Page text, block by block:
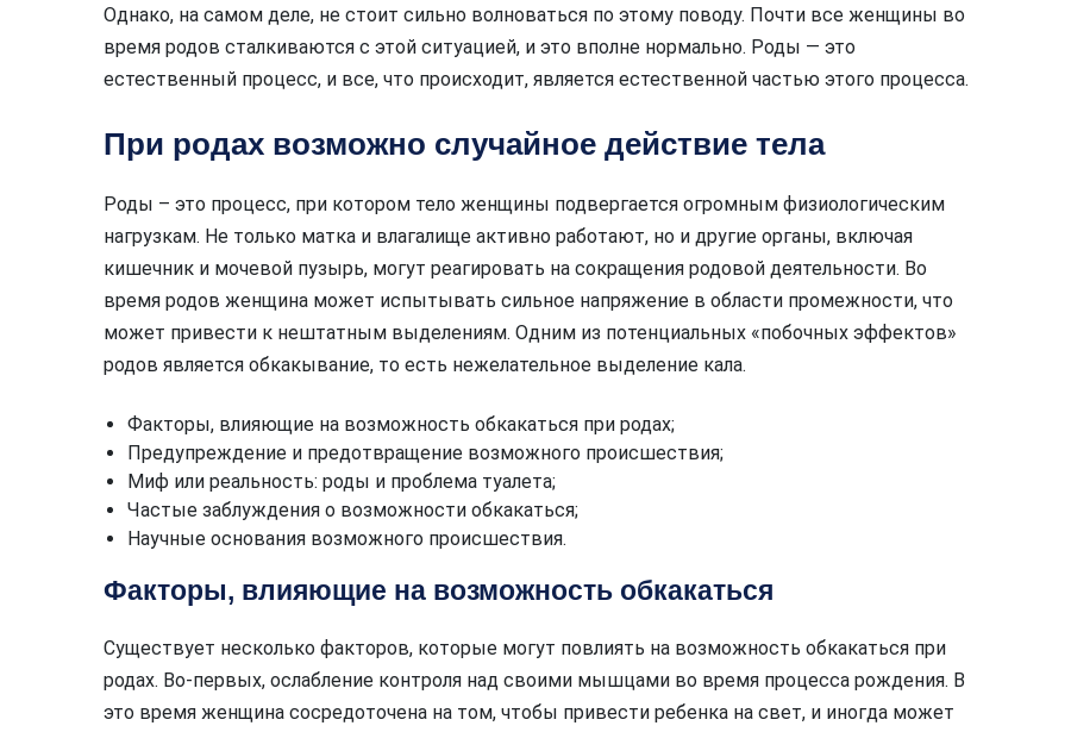
Однако, на самом деле, не стоит сильно волноваться по этому поводу. Почти все женщины во
время родов сталкиваются с этой ситуацией, и это вполне нормально. Роды — это
естественный процесс, и все, что происходит, является естественной частью этого процесса.
При родах возможно случайное действие тела
Роды – это процесс, при котором тело женщины подвергается огромным физиологическим
нагрузкам. Не только матка и влагалище активно работают, но и другие органы, включая
кишечник и мочевой пузырь, могут реагировать на сокращения родовой деятельности. Во
время родов женщина может испытывать сильное напряжение в области промежности, что
может привести к нештатным выделениям. Одним из потенциальных «побочных эффектов»
родов является обкакывание, то есть нежелательное выделение кала.
Факторы, влияющие на возможность обкакаться при родах;
Предупреждение и предотвращение возможного происшествия;
Миф или реальность: роды и проблема туалета;
Частые заблуждения о возможности обкакаться;
Научные основания возможного происшествия.
Факторы, влияющие на возможность обкакаться
Существует несколько факторов, которые могут повлиять на возможность обкакаться при
родах. Во-первых, ослабление контроля над своими мышцами во время процесса рождения. В
это время женщина сосредоточена на том, чтобы привести ребенка на свет, и иногда может